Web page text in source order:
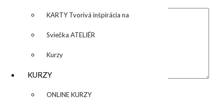
KARTY Tvorivá inšpirácia na
každý deň
Sviečka ATELIÉR
Kurzy
KURZY
▼ ONLINE KURZY
Komentár*